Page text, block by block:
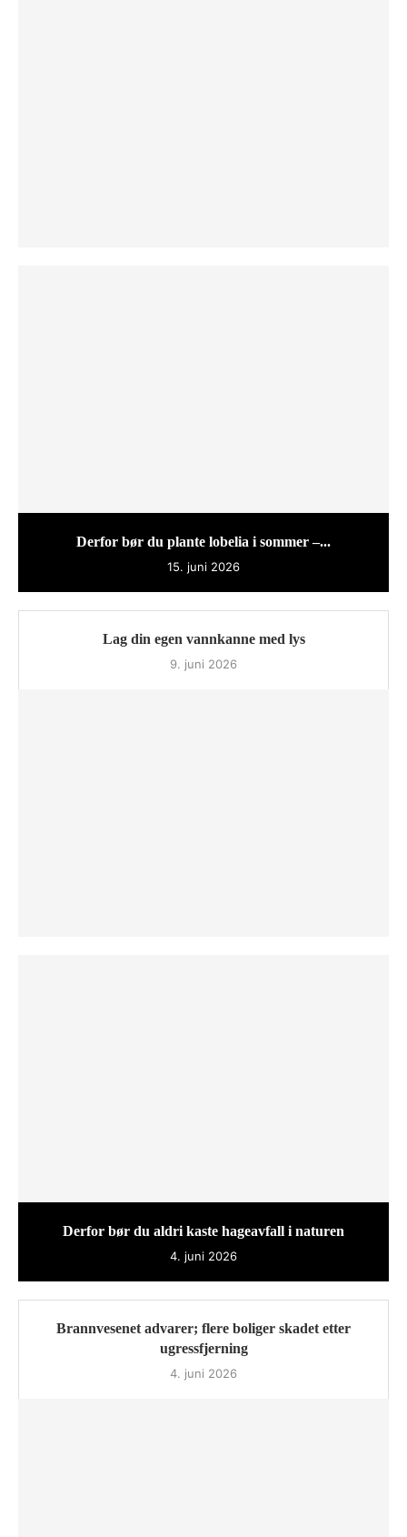
Derfor bør du plante lobelia i sommer –...
15. juni 2026
Lag din egen vannkanne med lys
9. juni 2026
Derfor bør du aldri kaste hageavfall i naturen
4. juni 2026
Brannvesenet advarer; flere boliger skadet etter
ugressfjerning
4. juni 2026